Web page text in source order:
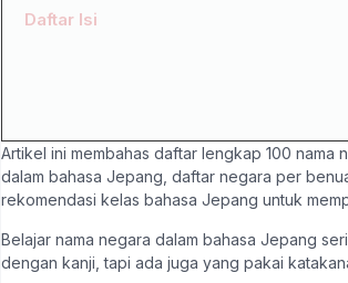
Daftar Isi
Artikel ini membahas daftar lengkap 100
dalam bahasa Jepang, daftar negara per
rekomendasi kelas bahasa Jepang untuk
Belajar nama negara dalam bahasa Jepang
dengan kanji, tapi ada juga yang pakai